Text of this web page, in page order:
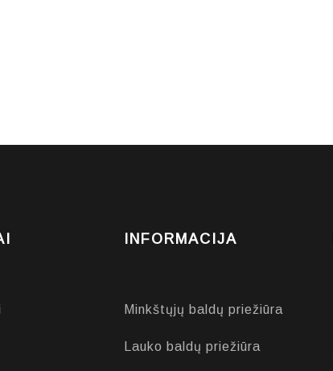
INFORMACIJA
Minkštųjų baldų priežiūra
Lauko baldų priežiūra